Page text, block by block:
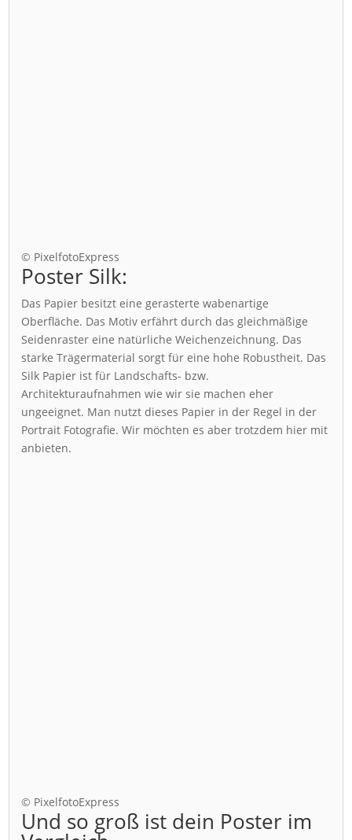
© PixelfotoExpress
Poster Silk:
Das Papier besitzt eine gerasterte wabenartige
Oberfläche. Das Motiv erfährt durch das gleichmäßige
Seidenraster eine natürliche Weichenzeichnung. Das
starke Trägermaterial sorgt für eine hohe Robustheit. Das
Silk Papier ist für Landschafts- bzw.
Architekturaufnahmen wie wir sie machen eher
ungeeignet. Man nutzt dieses Papier in der Regel in der
Portrait Fotografie. Wir möchten es aber trotzdem hier mit
anbieten.
© PixelfotoExpress
Und so groß ist dein Poster im